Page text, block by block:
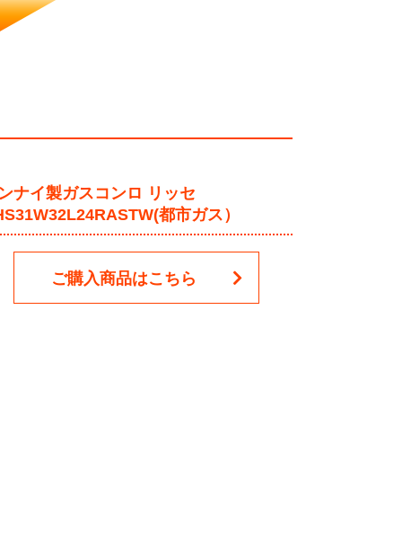
ナイ製ガスコンロ リッセ
都市ガス）
ご購入商品はこちら